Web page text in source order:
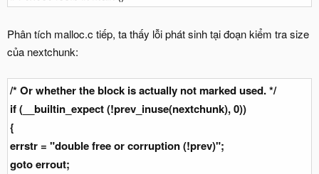
Phân tích malloc.c tiếp, ta thấy lỗi phát sinh tại đoạn kiểm tra size
của nextchunk:
/* Or whether the block is actually not marked used. */
if (__builtin_expect (!prev_inuse(nextchunk), 0))
{
errstr = "double free or corruption (!prev)";
goto errout;